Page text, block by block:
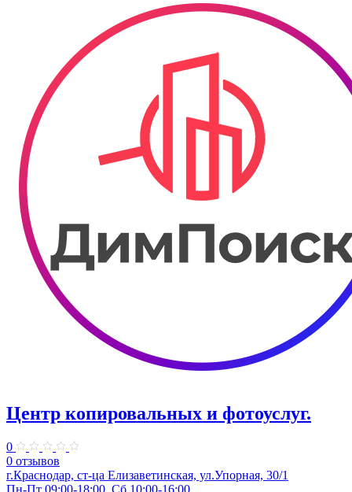
Центр копировальных и фотоуслуг.
0
0 отзывов
г.Краснодар, ст-ца Елизаветинская, ул.Упорная, 30/1
Пн-Пт 09:00-18:00, Сб 10:00-16:00